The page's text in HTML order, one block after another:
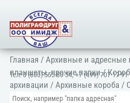
Тел:8 (800) 555-80-54,+7 (499) 707-17-91
Главная /Архивные и адресные
планшеты, прочие папки/
архивации /Архивные короба /
короба/